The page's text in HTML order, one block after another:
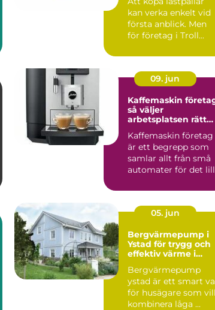
kan verka enkelt vid
första anblick. Men
för företag i Troll...
09. jun
Kaffemaskin
så väljer
arbetsplatsen rätt
Kaffemaskin företag
är ett begrepp som
samlar allt från små
automater för det
05. jun
Bergvärmepump i
Ystad för trygg och
effektiv värme i
Bergvärmepump
ystad är ett smart
för husägare som vill
kombinera låga ...